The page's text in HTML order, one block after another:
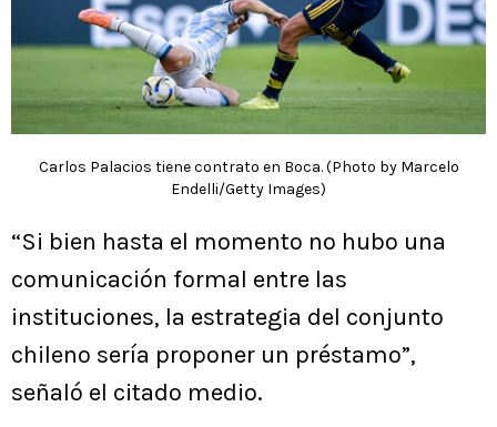
Carlos Palacios tiene contrato en Boca. (Photo by Marcelo
Endelli/Getty Images)
“Si bien hasta el momento no hubo una
comunicación formal entre las
instituciones, la estrategia del conjunto
chileno sería proponer un préstamo”,
señaló el citado medio.